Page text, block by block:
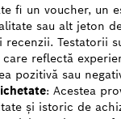
fi un voucher, un
sau alt jeton
recenzii. Testatorii
reflectă
pozitivă sau
: Acestea
și istoric de